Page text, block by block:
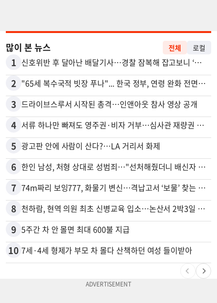
많이 본 뉴스 전체 로컬
1 신호위반 후 달아난 배달기사…경찰 잠복해 잡고보니 ‘반전’
2 "65세 복수국적 빗장 푸나"... 한국 정부, 연령 완화 전면 추진
3 드라이브스루서 시작된 총격…인앤아웃 참사 영상 공개
4 서류 하나만 빠져도 영주권·비자 거부…심사관 재량권 대폭 확대
5 광고판 안에 사람이 산다?…LA 거리서 화제
6 한인 남성, 처형 상대로 성범죄…"선처해줬더니 배신자 취급"
7 74m짜리 보잉777, 화물기 변신…격납고서 ‘보물’ 찾는 인천공항
8 천하람, 현역 의원 최초 신병교육 입소…논산서 2박3일 생활
9 5주간 차 안 몰면 최대 600불 지급
10 7세·4세 형제가 부모 차 몰다 산책하던 여성 들이받아